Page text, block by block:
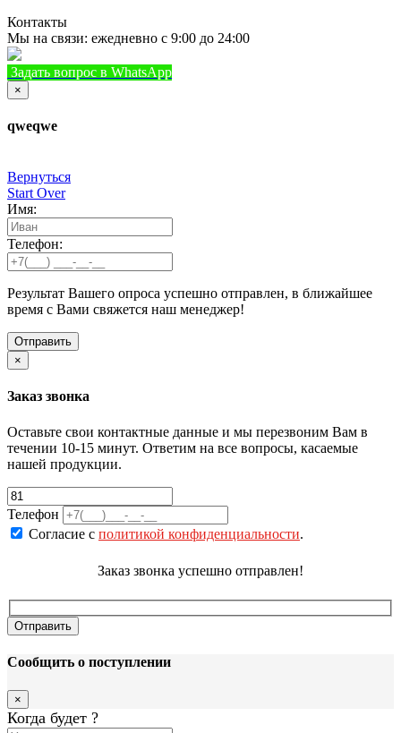
Контакты
Мы на связи: ежедневно с 9:00 до 24:00
Задать вопрос в WhatsApp
×
qweqwe
Вернуться
Start Over
Имя:
Телефон:
Результат Вашего опроса успешно отправлен, в ближайшее
время с Вами свяжется наш менеджер!
×
Заказ звонка
Оставьте свои контактные данные и мы перезвоним Вам в
течении 10-15 минут. Ответим на все вопросы, касаемые
нашей продукции.
Телефон
Согласие с политикой конфиденциальности.
Заказ звонка успешно отправлен!
Сообщить о поступлении
×
Когда будет ?